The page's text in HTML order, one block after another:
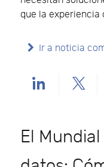
que la experiencia
Ir a noticia
El